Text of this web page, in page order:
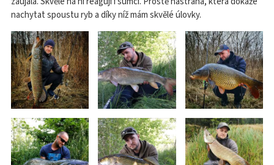
nachytat spoustu ryb a díky níž mám skvělé úlovky.